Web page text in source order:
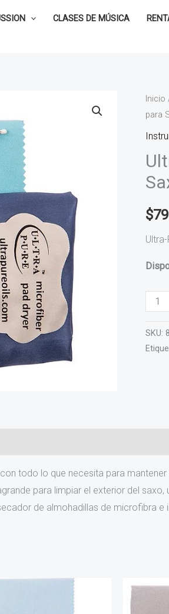
CLASES DE MÚSICA
Inicio
para
$
Ultra-
Pure
Kit
Sax
Tenor
SKU:
todo lo que necesita para
para limpiar el exterior del
de almohadillas de microfibra